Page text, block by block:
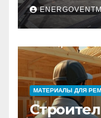
изделия
МАТЕРИАЛЫ ДЛЯ